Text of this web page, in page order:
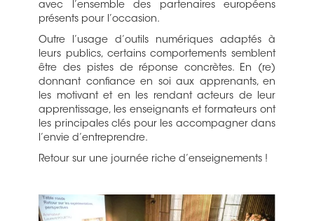
avec l’ensemble des partenaires européens
présents pour l’occasion.
Outre l’usage d’outils numériques adaptés à
leurs publics, certains comportements semblent
être des pistes de réponse concrètes. En (re)
donnant confiance en soi aux apprenants, en
les motivant et en les rendant acteurs de leur
apprentissage, les enseignants et formateurs ont
les principales clés pour les accompagner dans
l’envie d’entreprendre.
Retour sur une journée riche d’enseignements !